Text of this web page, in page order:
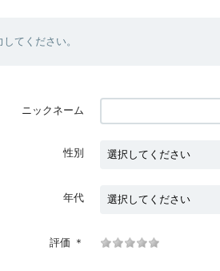
てください。
ニックネーム
性別
年代
評価 ＊